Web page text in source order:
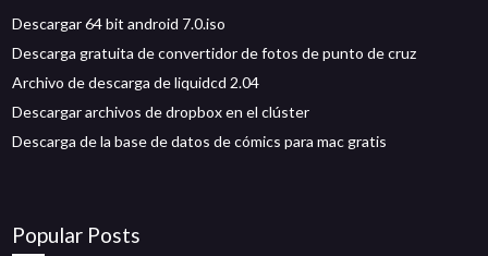
Descargar 64 bit android 7.0.iso
Descarga gratuita de convertidor de fotos de punto de cruz
Archivo de descarga de liquidcd 2.04
Descargar archivos de dropbox en el clúster
Descarga de la base de datos de cómics para mac gratis
Popular Posts